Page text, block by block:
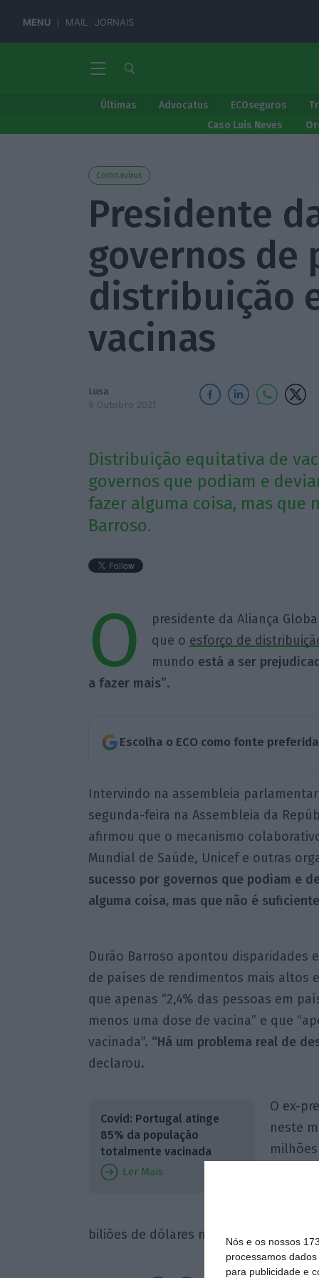
Nós e os nossos
processamos
para publicidade e
MENU MAIL JORNAIS
Últimas Advocatus ECOseguros
Caso Luís Neves
Coronavírus
Presidente
governos de
distribuição
vacinas
Lusa
9 Outubro 2021
Distribuição equitativa de
governos que podiam e
fazer alguma coisa, mas que
Barroso.
O
presidente da Aliança
que o esforço de
mundo está a ser
a fazer mais”.
Escolha o ECO como fonte
Intervindo na assembleia
segunda-feira na Assembleia da
afirmou que o mecanismo
Mundial de Saúde, Unicef e outras
sucesso por governos que podiam e
alguma coisa, mas que não é
Durão Barroso apontou disparidades
de países de rendimentos mais altos
que apenas “2,4% das pessoas em
menos uma dose de vacina” e que
vacinada”. “Há um problema real de
declarou.
Covid: Portugal atinge
85% da população
totalmente vacinada
Ler Mais
O ex-
neste
biliões de dólares na economia